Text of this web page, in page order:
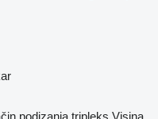
podizanja tripleks Visina